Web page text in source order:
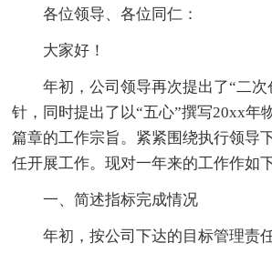
各位领导、各位同仁：
大家好！
年初，公司领导再次提出了“二
针，同时提出了以“五心”撰写20xx年
篇章的工作宗旨。紧紧围绕执行领导
任开展工作。现对一年来的工作作如
一、简述指标完成情况
年初，按公司下达的目标管理责